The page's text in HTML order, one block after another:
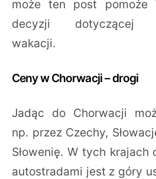
może ten post pomoże
decyzji dotyczącej
wakacji.
Ceny w Chorwacji – drogi
Jadąc do Chorwacji
np. przez Czechy,
Słowenię. W tych krajach
autostradami jest z góry